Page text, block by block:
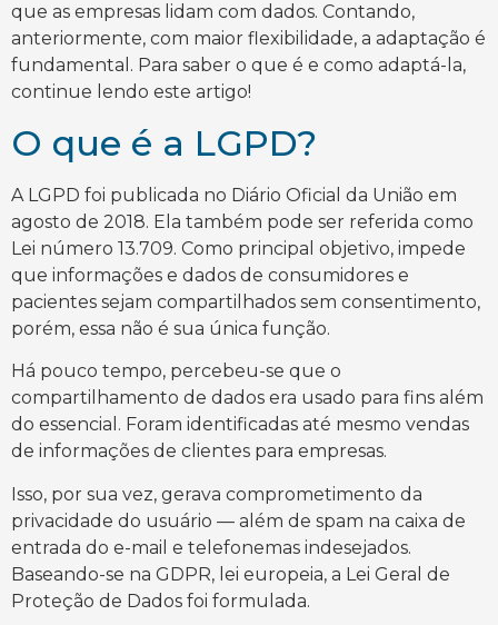
que as empresas lidam com dados. Contando,
anteriormente, com maior flexibilidade, a adaptação é
fundamental. Para saber o que é e como adaptá-la,
continue lendo este artigo!
O que é a LGPD?
A LGPD foi publicada no Diário Oficial da União em
agosto de 2018. Ela também pode ser referida como
Lei número 13.709. Como principal objetivo, impede
que informações e dados de consumidores e
pacientes sejam compartilhados sem consentimento,
porém, essa não é sua única função.
Há pouco tempo, percebeu-se que o
compartilhamento de dados era usado para fins além
do essencial. Foram identificadas até mesmo vendas
de informações de clientes para empresas.
Isso, por sua vez, gerava comprometimento da
privacidade do usuário — além de spam na caixa de
entrada do e-mail e telefonemas indesejados.
Baseando-se na GDPR, lei europeia, a Lei Geral de
Proteção de Dados foi formulada.